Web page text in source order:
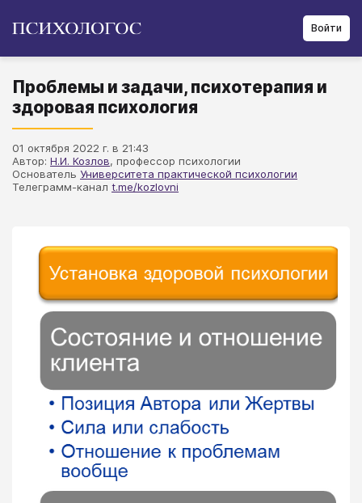
Войти
Проблемы и задачи, психотерапия и
здоровая психология
01 октября 2022 г. в 21:43
Автор: Н.И. Козлов, профессор психологии
Основатель Университета практической психологии
Телеграмм-канал t.me/kozlovni